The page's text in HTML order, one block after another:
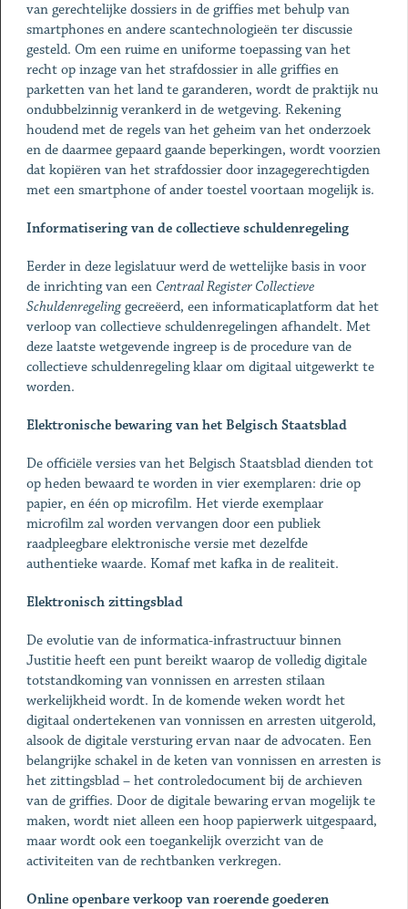
van gerechtelijke dossiers in de griffies met behulp van
smartphones en andere scantechnologieën ter discussie
gesteld. Om een ruime en uniforme toepassing van het
recht op inzage van het strafdossier in alle griffies en
parketten van het land te garanderen, wordt de praktijk nu
ondubbelzinnig verankerd in de wetgeving. Rekening
houdend met de regels van het geheim van het onderzoek
en de daarmee gepaard gaande beperkingen, wordt voorzien
dat kopiëren van het strafdossier door inzagegerechtigden
met een smartphone of ander toestel voortaan mogelijk is.
Informatisering van de collectieve schuldenregeling
Eerder in deze legislatuur werd de wettelijke basis in voor
de inrichting van een Centraal Register Collectieve
Schuldenregelinggecreëerd, een informaticaplatform dat het
verloop van collectieve schuldenregelingen afhandelt. Met
deze laatste wetgevende ingreep is de procedure van de
collectieve schuldenregeling klaar om digitaal uitgewerkt te
worden.
Elektronische bewaring van het Belgisch Staatsblad
De officiële versies van het Belgisch Staatsblad dienden tot
op heden bewaard te worden in vier exemplaren: drie op
papier, en één op microfilm. Het vierde exemplaar
microfilm zal worden vervangen door een publiek
raadpleegbare elektronische versie met dezelfde
authentieke waarde. Komaf met kafka in de realiteit.
Elektronisch zittingsblad
De evolutie van de informatica-infrastructuur binnen
Justitie heeft een punt bereikt waarop de volledig digitale
totstandkoming van vonnissen en arresten stilaan
werkelijkheid wordt. In de komende weken wordt het
digitaal ondertekenen van vonnissen en arresten uitgerold,
alsook de digitale versturing ervan naar de advocaten. Een
belangrijke schakel in de keten van vonnissen en arresten is
het zittingsblad – het controledocument bij de archieven
van de griffies. Door de digitale bewaring ervan mogelijk te
maken, wordt niet alleen een hoop papierwerk uitgespaard,
maar wordt ook een toegankelijk overzicht van de
activiteiten van de rechtbanken verkregen.
Online openbare verkoop van roerende goederen